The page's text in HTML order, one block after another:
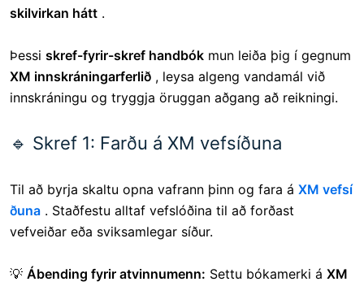
skilvirkan hátt .
Þessi skref-fyrir-skref handbók mun leiða þig í gegnum
XM innskráningarferlið , leysa algeng vandamál við
innskráningu og tryggja öruggan aðgang að reikningi.
🔹 Skref 1: Farðu á XM vefsíðuna
Til að byrja skaltu opna vafrann þinn og fara á XM vefsí
ðuna . Staðfestu alltaf vefslóðina til að forðast
vefveiðar eða sviksamlegar síður.
💡 Ábending fyrir atvinnumenn: Settu bókamerki á XM